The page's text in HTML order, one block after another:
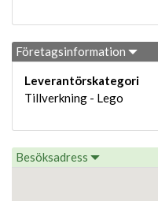
Företagsinformation
Leverantörskategori
Tillverkning - Lego
Besöksadress